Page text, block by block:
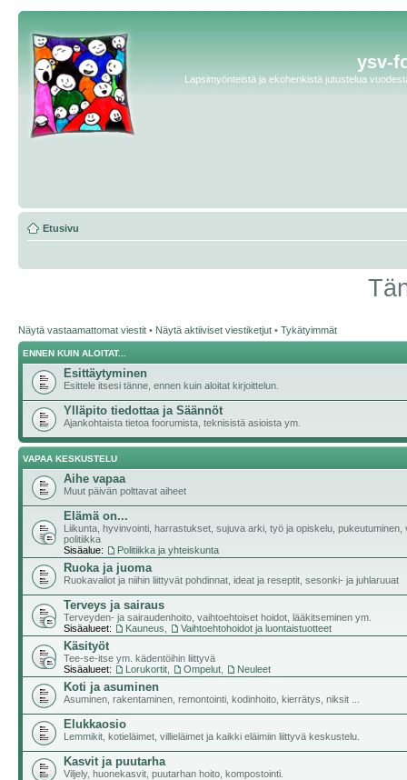
ysv-
Lapsimyönteistä ja ekohenkistä jutustelua
Etusivu
Näytä vastaamattomat viestit • Näytä aktiiviset viestiketjut • Tykätyimmät
ENNEN KUIN ALOITAT...
Esittäytyminen
Esittele itsesi tänne, ennen kuin aloitat kirjoittelun.
Ylläpito tiedottaa ja Säännöt
Ajankohtaista tietoa foorumista, teknisistä asioista ym.
VAPAA KESKUSTELU
Aihe vapaa
Muut päivän polttavat aiheet
Elämä on...
Liikunta, hyvinvointi, harrastukset, sujuva arki, työ ja opiskelu, pukeutuminen,
politiikka
Sisäalue:
Politiikka ja yhteiskunta
Ruoka ja juoma
Ruokavaliot ja niihin liittyvät pohdinnat, ideat ja reseptit, sesonki- ja juhlaruuat
Terveys ja sairaus
Terveyden- ja sairaudenhoito, vaihtoehtoiset hoidot, lääkitseminen ym.
Sisäalueet:
Kauneus Vaihtoehtohoidot ja luontaistuotteet
Käsityöt
Tee-se-itse ym. kädentöihin liittyvä
Sisäalueet:
Lorukortit Ompelut Neuleet
Koti ja asuminen
Asuminen, rakentaminen, remontointi, kodinhoito, kierrätys, niksit ...
Elukkaosio
Lemmikit, kotieläimet, villieläimet ja kaikki eläimiin liittyvä keskustelu.
Kasvit ja puutarha
Viljely, huonekasvit, puutarhan hoito, kompostointi.